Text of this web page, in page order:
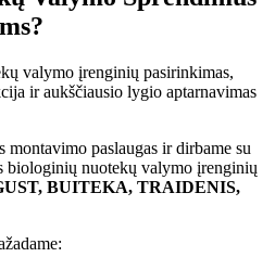
valymo įrenginių pasirinkimas,
ir aukščiausio lygio aptarnavimas
montavimo paslaugas ir dirbame su
biologinių nuotekų valymo įrenginių
BUITEKA, TRAIDENIS,